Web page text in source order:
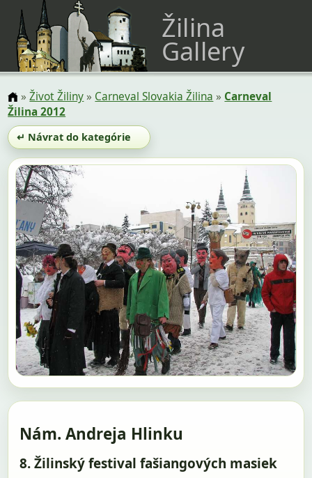
Žilina
Gallery
»Život Žiliny» Carneval Slovakia Žilina » Carneval
Žilina 2012
↵ Návrat do kategórie
Nám. Andreja Hlinku
8. Žilinský festival fašiangových masiek